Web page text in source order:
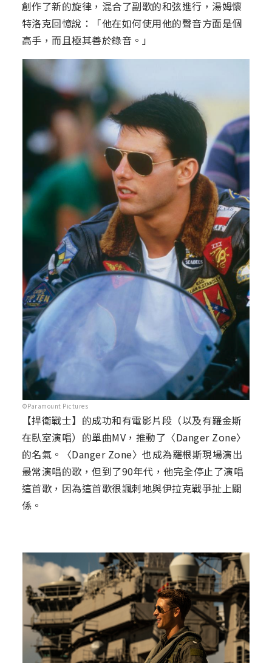
創作了新的旋律，混合了副歌的和弦進行，湯姆懷
特洛克回憶說：「他在如何使用他的聲音方面是個
高手，而且極其善於錄音。」
©Paramount Pictures
【捍衛戰士】的成功和有電影片段（以及有羅金斯
在臥室演唱）的單曲MV，推動了〈Danger Zone〉
的名氣。〈Danger Zone〉也成為羅根斯現場演出
最常演唱的歌，但到了90年代，他完全停止了演唱
這首歌，因為這首歌很諷刺地與伊拉克戰爭扯上關
係。